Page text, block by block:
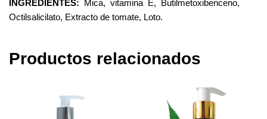
INGREDIENTES: Mica, vitamina E, Butilmetoxibenceno,
Octilsalicilato, Extracto de tomate, Loto.
Productos relacionados